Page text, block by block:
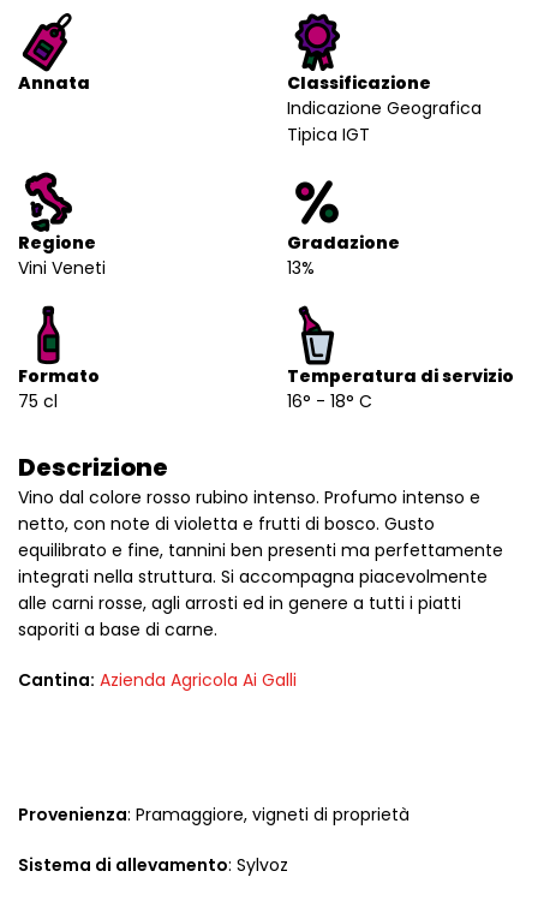
Annata
Classificazione
Indicazione Geografica
Tipica IGT
Regione
Vini Veneti
Gradazione
13%
Formato
75 cl
Temperatura di servizio
16° - 18° C
Descrizione
Vino dal colore rosso rubino intenso. Profumo intenso e
netto, con note di violetta e frutti di bosco. Gusto
equilibrato e fine, tannini ben presenti ma perfettamente
integrati nella struttura. Si accompagna piacevolmente
alle carni rosse, agli arrosti ed in genere a tutti i piatti
saporiti a base di carne.
Cantina: Azienda Agricola Ai Galli
Provenienza: Pramaggiore, vigneti di proprietà
Sistema di allevamento: Sylvoz